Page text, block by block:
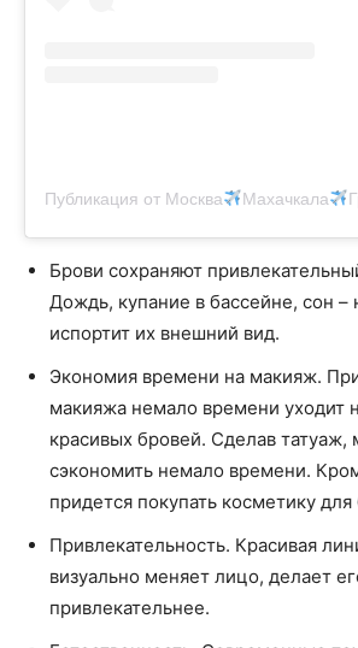
Публикация от Москва Махачкала
Брови сохраняют
Дождь, купание в бассейне, сон –
испортит их внешний вид.
Экономия времени на макияж.
макияжа немало времени уходит
красивых бровей. Сделав татуаж,
сэкономить немало времени.
придется покупать косметику для
Привлекательность. Красивая
визуально меняет лицо, делает
привлекательнее.